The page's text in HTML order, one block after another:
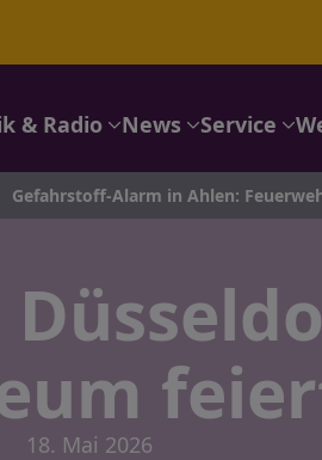
& Radio News Service
in Ahlen: Feuerwehr rückt mit 8
18. Mai 2026